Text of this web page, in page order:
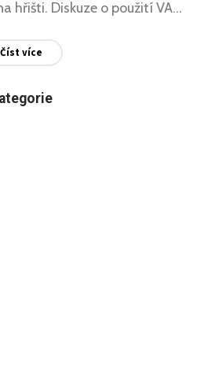
hřišti. Diskuze o použití VAR
pořádku.
Číst více